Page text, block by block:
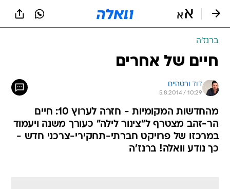
ברנז'ה
חיים של אחרים
דוד ורטהיים
5.8.2014 / 10:29
מהחדשות המקומיות - חזרה לערוץ 10: חיים
הר-זהב מצטרף ל"צינור לילה" כעורך משנה ויעמוד
במרכזו של פרויקט חברתי-תחקירי-צרכני חדש -
כך נודע וואלה! ברנז'ה